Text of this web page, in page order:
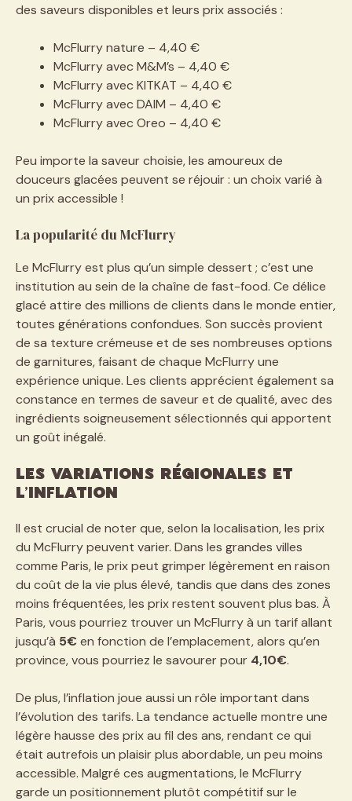
des saveurs disponibles et leurs prix associés :
McFlurry nature – 4,40 €
McFlurry avec M&M’s – 4,40 €
McFlurry avec KITKAT – 4,40 €
McFlurry avec DAIM – 4,40 €
McFlurry avec Oreo – 4,40 €
Peu importe la saveur choisie, les amoureux de
douceurs glacées peuvent se réjouir : un choix varié à
un prix accessible !
La popularité du McFlurry
Le McFlurry est plus qu’un simple dessert ; c’est une
institution au sein de la chaîne de fast-food. Ce délice
glacé attire des millions de clients dans le monde entier,
toutes générations confondues. Son succès provient
de sa texture crémeuse et de ses nombreuses options
de garnitures, faisant de chaque McFlurry une
expérience unique. Les clients apprécient également sa
constance en termes de saveur et de qualité, avec des
ingrédients soigneusement sélectionnés qui apportent
un goût inégalé.
Les variations régionales et
l’inflation
Il est crucial de noter que, selon la localisation, les prix
du McFlurry peuvent varier. Dans les grandes villes
comme Paris, le prix peut grimper légèrement en raison
du coût de la vie plus élevé, tandis que dans des zones
moins fréquentées, les prix restent souvent plus bas. À
Paris, vous pourriez trouver un McFlurry à un tarif allant
jusqu’à 5€ en fonction de l’emplacement, alors qu’en
province, vous pourriez le savourer pour 4,10€.
De plus, l’inflation joue aussi un rôle important dans
l’évolution des tarifs. La tendance actuelle montre une
légère hausse des prix au fil des ans, rendant ce qui
était autrefois un plaisir plus abordable, un peu moins
accessible. Malgré ces augmentations, le McFlurry
garde un positionnement plutôt compétitif sur le